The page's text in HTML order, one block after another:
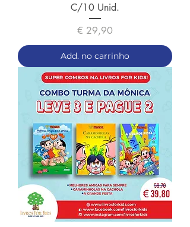
C/10 Unid.
Preço
€ 29,90
Add. no carrinho